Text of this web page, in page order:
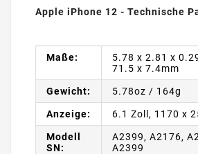
Apple iPhone 12 - Technische
Maße:
5.78 x 2.81 x
71.5 x 7.4mm
Gewicht: 5.78oz / 164g
Anzeige: 6.1 Zoll, 1170 x
Modell
SN:
A2399, A2176,
A2399